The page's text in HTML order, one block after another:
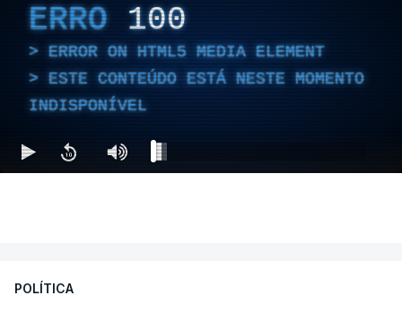
ERRO 100
ERROR ON HTML5 MEDIA ELEMENT
ESTE CONTEÚDO ESTÁ NESTE MOMENTO
INDISPONÍVEL
POLÍTICA